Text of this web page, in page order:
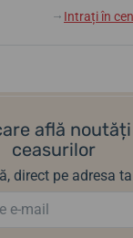
↓ Intrați în
află
ceasurilor
direct pe adresa